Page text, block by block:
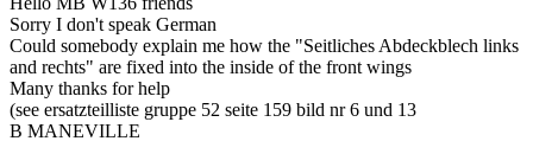
Sorry I don't speak German
Could somebody explain me how the "Seitliches Abdeckblech links
and rechts" are fixed into the inside of the front wings
Many thanks for help
(see ersatzteilliste gruppe 52 seite 159 bild nr 6 und 13
B MANEVILLE